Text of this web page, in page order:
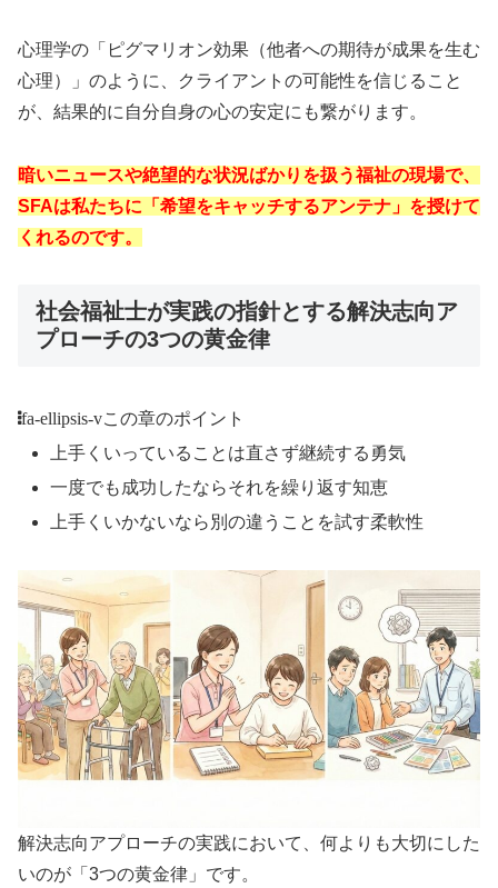
心理学の「ピグマリオン効果（他者への期待が成果を生む
心理）」のように、クライアントの可能性を信じること
が、結果的に自分自身の心の安定にも繋がります。
暗いニュースや絶望的な状況ばかりを扱う福祉の現場で、
SFAは私たちに「希望をキャッチするアンテナ」を授けて
くれるのです。
社会福祉士が実践の指針とする解決志向ア
プローチの3つの黄金律
fa-ellipsis-vこの章のポイント
上手くいっていることは直さず継続する勇気
一度でも成功したならそれを繰り返す知恵
上手くいかないなら別の違うことを試す柔軟性
解決志向アプローチの実践において、何よりも大切にした
いのが「3つの黄金律」です。